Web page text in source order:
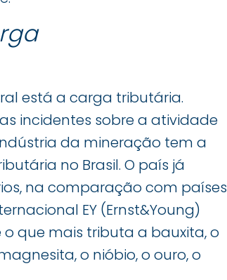
está a carga tributária.
incidentes sobre a atividade
da mineração tem a
no Brasil. O país já
na comparação com países
EY (Ernst&Young)
que mais tributa a bauxita, o
o nióbio, o ouro, o